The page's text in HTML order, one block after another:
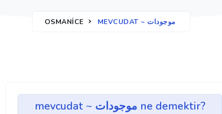
OSMANICE MEVCUDAT ~ موجودات
mevcudat ~ موجودات ne demektir?